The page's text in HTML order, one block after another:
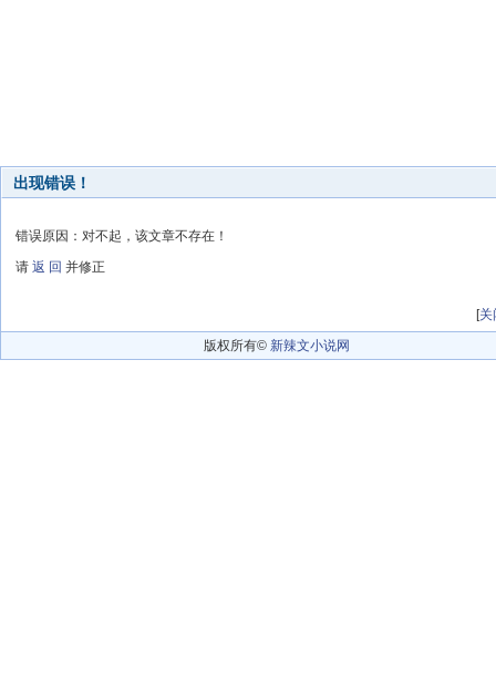
出现错误！
错误原因：对不起，该文章不存在！
请 返 回 并修正
[关
版权所有© 新辣文小说网